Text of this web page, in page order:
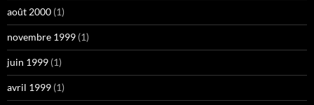
août 2000 (1)
novembre 1999 (1)
juin 1999 (1)
avril 1999 (1)